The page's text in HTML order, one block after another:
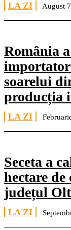
LA ZI August
România
importator
soarelui
producția
LA ZI
Seceta a
hectare
județul Olt
LA ZI